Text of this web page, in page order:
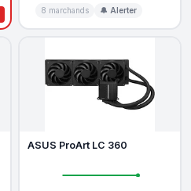
8 marchands 🔔 Alerter
ASUS ProArt LC 360